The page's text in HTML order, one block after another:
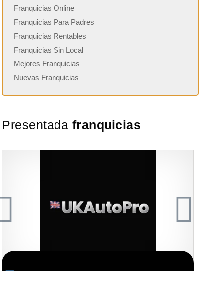
Franquicias Online
Franquicias Para Padres
Franquicias Rentables
Franquicias Sin Local
Mejores Franquicias
Nuevas Franquicias
Presentada franquicias